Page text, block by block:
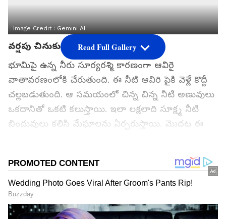
Image Credit :Gemini AI
వర్షపు చినుకులు ఎలా ఏర్పడతాయి?
భూమిపై ఉన్న నీరు సూర్యరశ్మి కారణంగా ఆవిరై
వాతావరణంలోకి చేరుతుంది. ఈ నీటి ఆవిరి పైకి వెళ్లే కొద్దీ
చల్లబడుతుంది. ఆ సమయంలో చిన్న చిన్న నీటి అణువులు
ఒకదానితో ఒకటి కలుస్తాయి. ఇలా లక్షలాది సూక్ష్మ నీటి
బిందువులు కలిసి మేఘాలను ఏర్పరుస్తాయి. మొదట ఈ
దశకు చేరుకున్న తర్వాత వాటి బరువు పెరిగి భూమి వైపు
పడటం ప్రారంభిస్తాయి. వీటినే మనం వర్షపు చినుకులు
అంటాం.
Read Full Gallery